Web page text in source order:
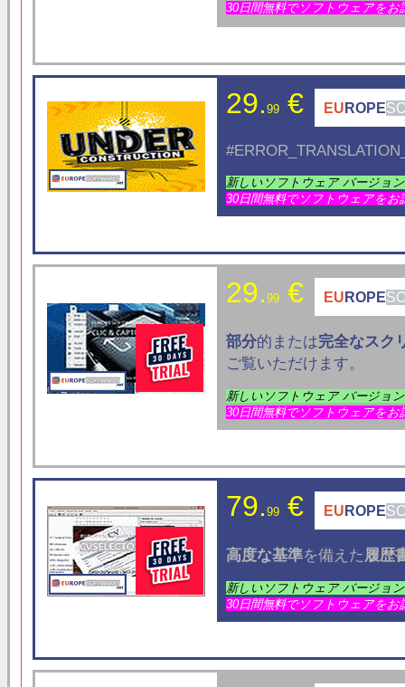
30日間無料でソフトウェアをお
29. 99€ EU ROPE
新しいソフトウェア バージョ
30日間無料でソフトウェアをお
29. 99€ EU ROPE
部分的または完全なスク
ご覧いただけます。
新しいソフトウェア バージョ
30日間無料でソフトウェアをお
79. 99€ EU ROPE
高度な基準を備えた履歴
新しいソフトウェア バージョ
30日間無料でソフトウェアをお